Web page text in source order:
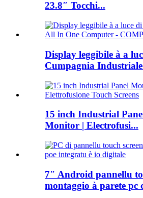
23.8″ Tocchi...
Display leggibile à a
Cumpagnia
15 inch Industrial
Monitor | Electrofusi...
7″ Android pannellu
montaggio à parete pc